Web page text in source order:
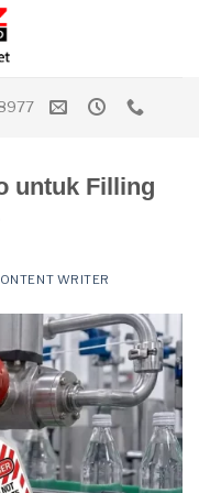
untuk Filling
WRITER